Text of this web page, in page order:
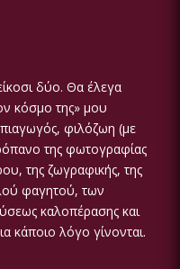
δύο. Θα έλεγα
κόσμο της» μου
φιλόζωη (με
της φωτογραφίας
της ζωγραφικής, της
φαγητού, των
καλοπέρασης και
κάποιο λόγο γίνονται.